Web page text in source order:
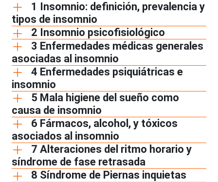
1 Insomnio: definición, prevalencia y
tipos de insomnio
2 Insomnio psicofisiológico
3 Enfermedades médicas generales
asociadas al insomnio
4 Enfermedades psiquiátricas e
insomnio
5 Mala higiene del sueño como
causa de insomnio
6 Fármacos, alcohol, y tóxicos
asociados al insomnio
7 Alteraciones del ritmo horario y
síndrome de fase retrasada
8 Síndrome de Piernas inquietas